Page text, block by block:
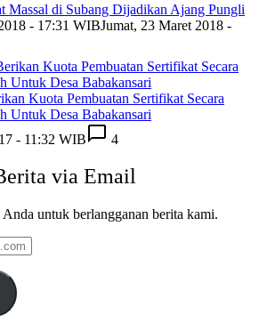
Massal di Subang Dijadikan Ajang Pungli
- 17:31 WIBJumat, 23 Maret 2018 -
Kuota Pembuatan Sertifikat Secara
Untuk Desa Babakansari
- 11:32 WIB
4
via Email
untuk berlangganan berita kami.